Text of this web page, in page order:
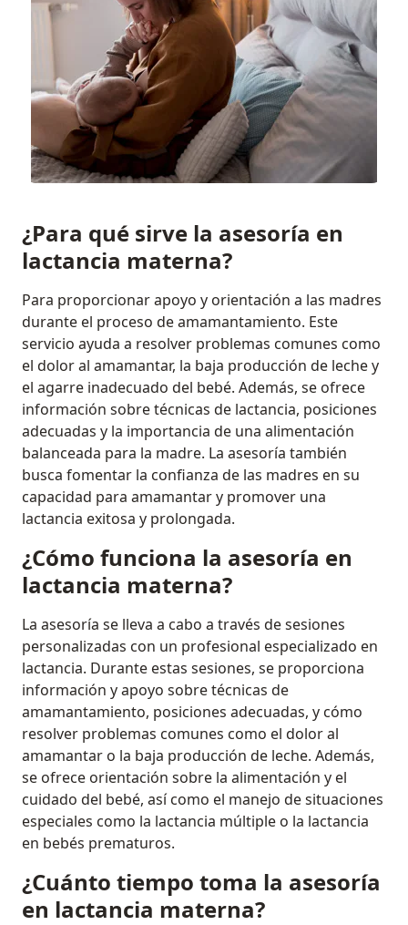
¿Para qué sirve la asesoría en
lactancia materna?
Para proporcionar apoyo y orientación a las madres
durante el proceso de amamantamiento. Este
servicio ayuda a resolver problemas comunes como
el dolor al amamantar, la baja producción de leche y
el agarre inadecuado del bebé. Además, se ofrece
información sobre técnicas de lactancia, posiciones
adecuadas y la importancia de una alimentación
balanceada para la madre. La asesoría también
busca fomentar la confianza de las madres en su
capacidad para amamantar y promover una
lactancia exitosa y prolongada.
¿Cómo funciona la asesoría en
lactancia materna?
La asesoría se lleva a cabo a través de sesiones
personalizadas con un profesional especializado en
lactancia. Durante estas sesiones, se proporciona
información y apoyo sobre técnicas de
amamantamiento, posiciones adecuadas, y cómo
resolver problemas comunes como el dolor al
amamantar o la baja producción de leche. Además,
se ofrece orientación sobre la alimentación y el
cuidado del bebé, así como el manejo de situaciones
especiales como la lactancia múltiple o la lactancia
en bebés prematuros.
¿Cuánto tiempo toma la asesoría
en lactancia materna?